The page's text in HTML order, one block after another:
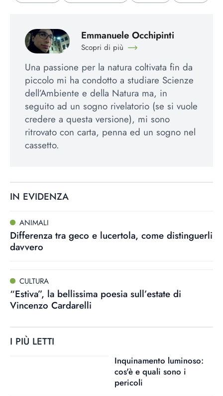
Emmanuele Occhipinti
Scopri di più
Una passione per la natura coltivata fin da
piccolo mi ha condotto a studiare Scienze
dell’Ambiente e della Natura ma, in
seguito ad un sogno rivelatorio (se si vuole
credere a questa versione), mi sono
ritrovato con carta, penna ed un sogno nel
cassetto.
IN EVIDENZA
ANIMALI
Differenza tra geco e lucertola, come distinguerli
davvero
CULTURA
“Estiva”, la bellissima poesia sull’estate di
Vincenzo Cardarelli
I PIÙ LETTI
Inquinamento luminoso:
cos'è e quali sono i
pericoli